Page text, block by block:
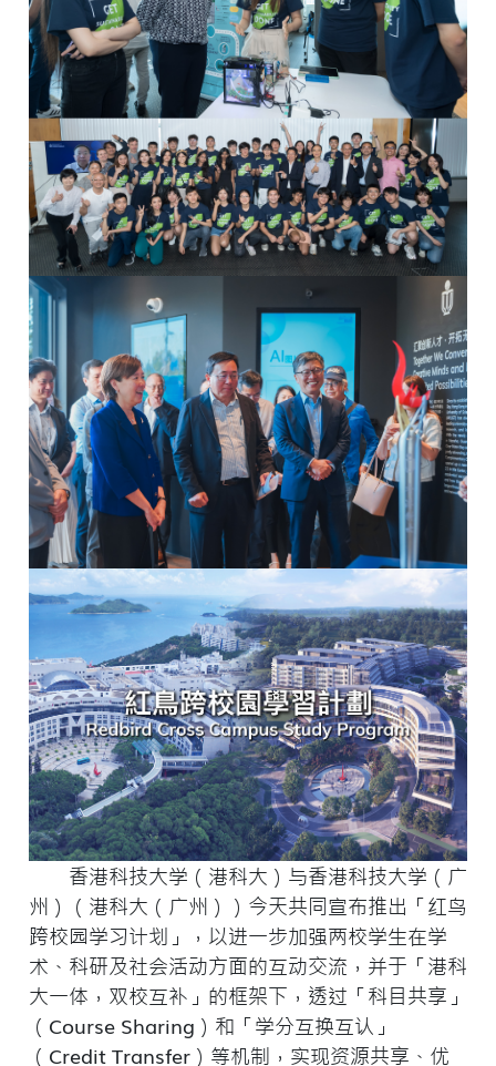
香港科技大学（港科大）与香港科技大学（广
州）（港科大（广州））今天共同宣布推出「红鸟
跨校园学习计划」，以进一步加强两校学生在学
术、科研及社会活动方面的互动交流，并于「港科
大一体，双校互补」的框架下，透过「科目共享」
（Course Sharing）和「学分互换互认」
（Credit Transfer）等机制，实现资源共享、优